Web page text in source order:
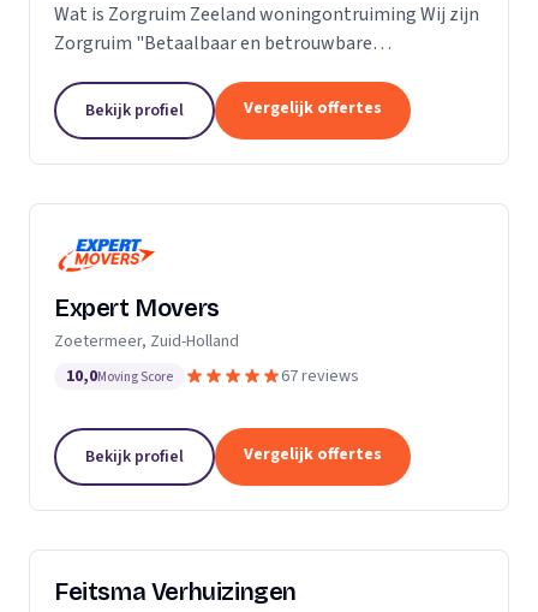
Wat is Zorgruim Zeeland woningontruiming Wij zijn
Zorgruim "Betaalbaar en betrouwbare
kleine verhuizingen.” Onze Kwaliteit is namelijk zo
ongelofelijk...
Bekijk profiel Vergelijk offertes
Expert Movers
Zoetermeer, Zuid-Holland
10,0Moving Score 67 reviews
Bekijk profiel Vergelijk offertes
Feitsma Verhuizingen